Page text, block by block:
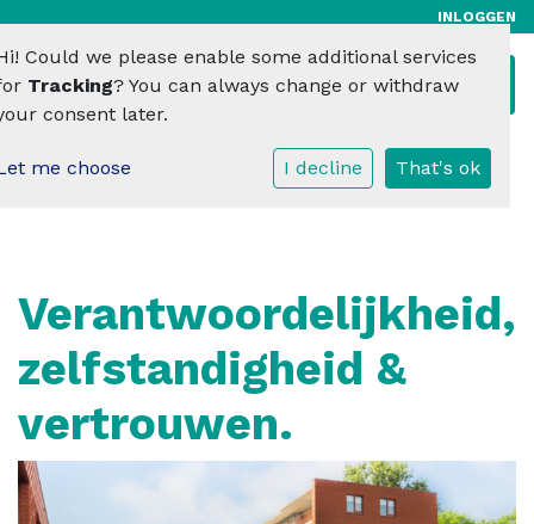
INLOGGEN
Verantwoordelijkheid,
zelfstandigheid &
vertrouwen.
Could we please enable some additional services
Tracking? You can always change or withdraw
consent later.
me choose I decline That's ok